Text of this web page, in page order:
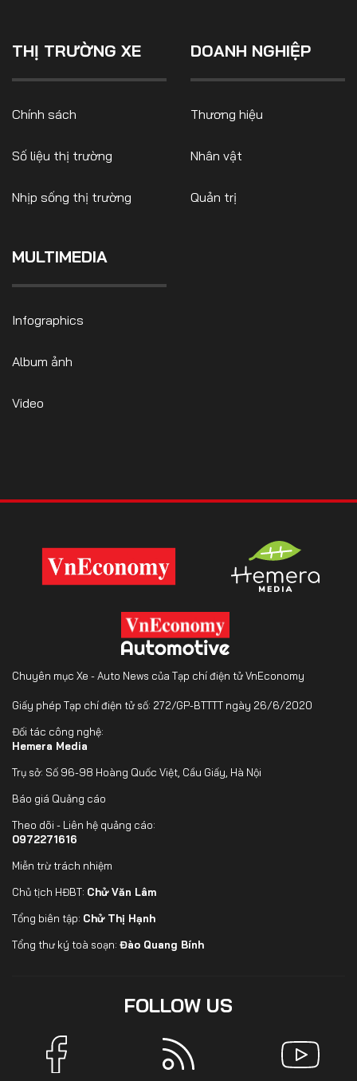
THỊ TRƯỜNG XE
Chính sách
Số liệu thị trường
Nhịp sống thị trường
DOANH NGHIỆP
Thương hiệu
Nhân vật
Quản trị
MULTIMEDIA
Infographics
Album ảnh
Video
Chuyên mục Xe - Auto News của Tạp chí điện tử VnEconomy
Giấy phép Tạp chí điện tử số: 272/GP-BTTTT ngày 26/6/2020
Đối tác công nghệ:
Hemera Media
Trụ sở: Số 96-98 Hoàng Quốc Việt, Cầu Giấy, Hà Nội
Báo giá Quảng cáo
Theo dõi - Liên hệ quảng cáo:
0972271616
Miễn trừ trách nhiệm
Chủ tịch HĐBT: Chử Văn Lâm
Tổng biên tập: Chử Thị Hạnh
Tổng thư ký toà soạn: Đào Quang Bính
FOLLOW US